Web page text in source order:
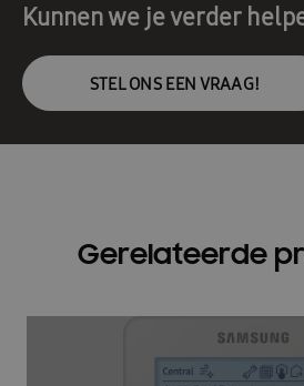
Kunnen we je verder
STEL ONS EEN VRAAG!
Gerelateerde